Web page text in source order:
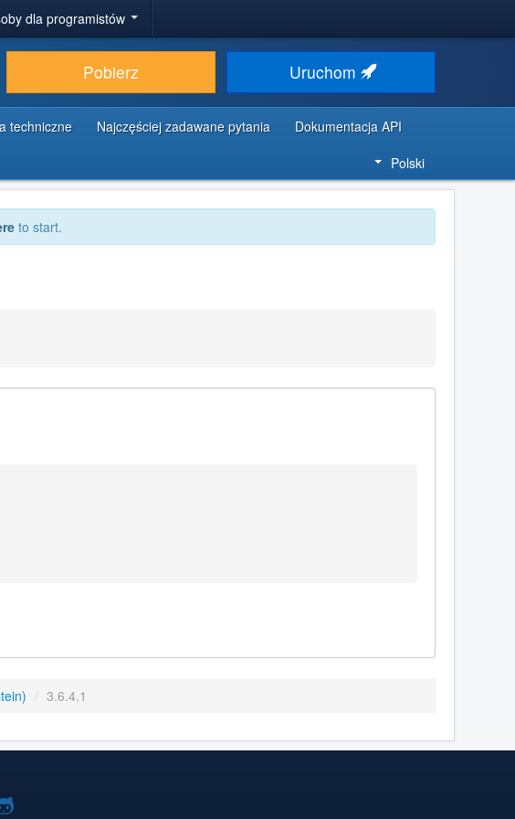
dla programistów
Pobierz Uruchom
techniczne Najczęściej zadawane pytania
Dokumentacja API
Polski
to start.
/ 3.6.4.1
Joomla!